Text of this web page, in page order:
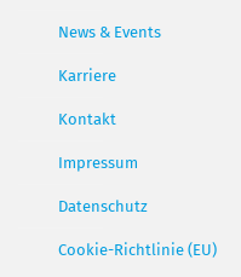
News & Events
Karriere
Kontakt
Impressum
Datenschutz
Cookie-Richtlinie (EU)